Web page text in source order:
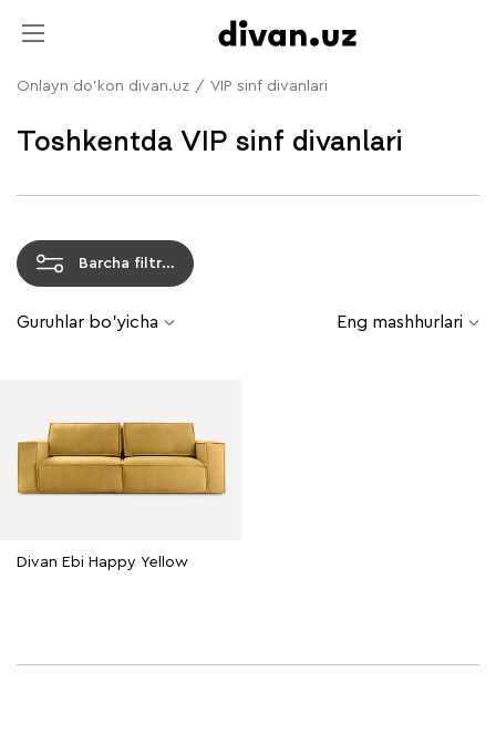
Onlayn do'kon divan.uz / VIP sinf divanlari
Toshkentda VIP sinf divanlari
Barcha filtrlar
Guruhlar bo'yicha Eng mashhurlari
Divan Ebi Happy Yellow